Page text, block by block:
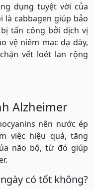
dụng tuyệt vời của
là cabbagen giúp bảo
tấn công bởi dịch vị
vệ niêm mạc dạ dày,
vết loét lan rộng
Alzheimer
nên nước ép
việc hiệu quả, tăng
não bộ, từ đó giúp
có tốt không?